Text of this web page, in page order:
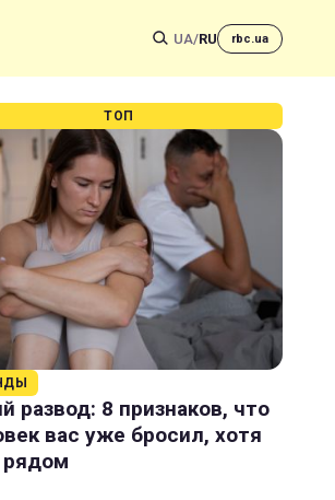
UA/RU rbc.ua
ТОП
развод: 8 признаков, что
вас уже бросил, хотя